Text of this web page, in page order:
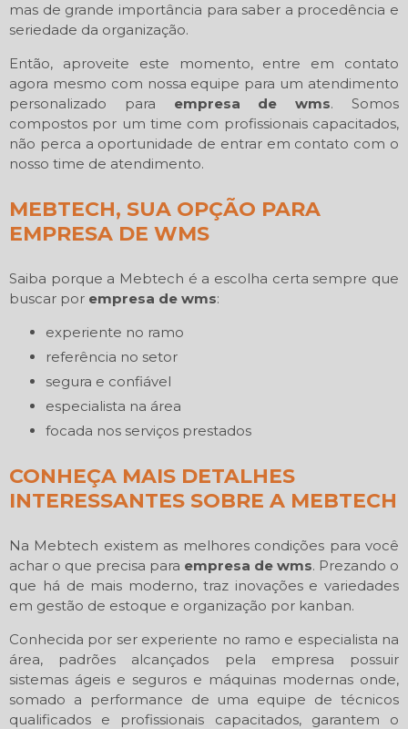
mas de grande importância para saber a procedência e
seriedade da organização.
Então, aproveite este momento, entre em contato
agora mesmo com nossa equipe para um atendimento
personalizado para empresa de wms. Somos
compostos por um time com profissionais capacitados,
não perca a oportunidade de entrar em contato com o
nosso time de atendimento.
MEBTECH, SUA OPÇÃO PARA
EMPRESA DE WMS
Saiba porque a Mebtech é a escolha certa sempre que
buscar por empresa de wms:
experiente no ramo
referência no setor
segura e confiável
especialista na área
focada nos serviços prestados
CONHEÇA MAIS DETALHES
INTERESSANTES SOBRE A MEBTECH
Na Mebtech existem as melhores condições para você
achar o que precisa para empresa de wms. Prezando o
que há de mais moderno, traz inovações e variedades
em gestão de estoque e organização por kanban.
Conhecida por ser experiente no ramo e especialista na
área, padrões alcançados pela empresa possuir
sistemas ágeis e seguros e máquinas modernas onde,
somado a performance de uma equipe de técnicos
qualificados e profissionais capacitados, garantem o